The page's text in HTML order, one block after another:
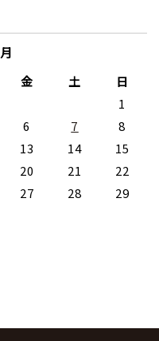
金 土
日
1
6 7
8
13 14
15
20 21
22
27 28
29